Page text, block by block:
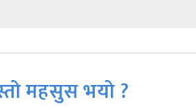
महसुस भयो ?